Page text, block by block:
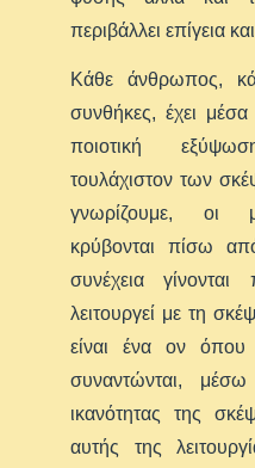
περιβάλλει επίγεια
Κάθε άνθρωπος,
συνθήκες, έχει μέσα
ποιοτική
τουλάχιστον των
γνωρίζουμε, οι
κρύβονται πίσω
συνέχεια
λειτουργεί με τη
είναι ένα ον
συναντώνται,
ικανότητας της
αυτής της